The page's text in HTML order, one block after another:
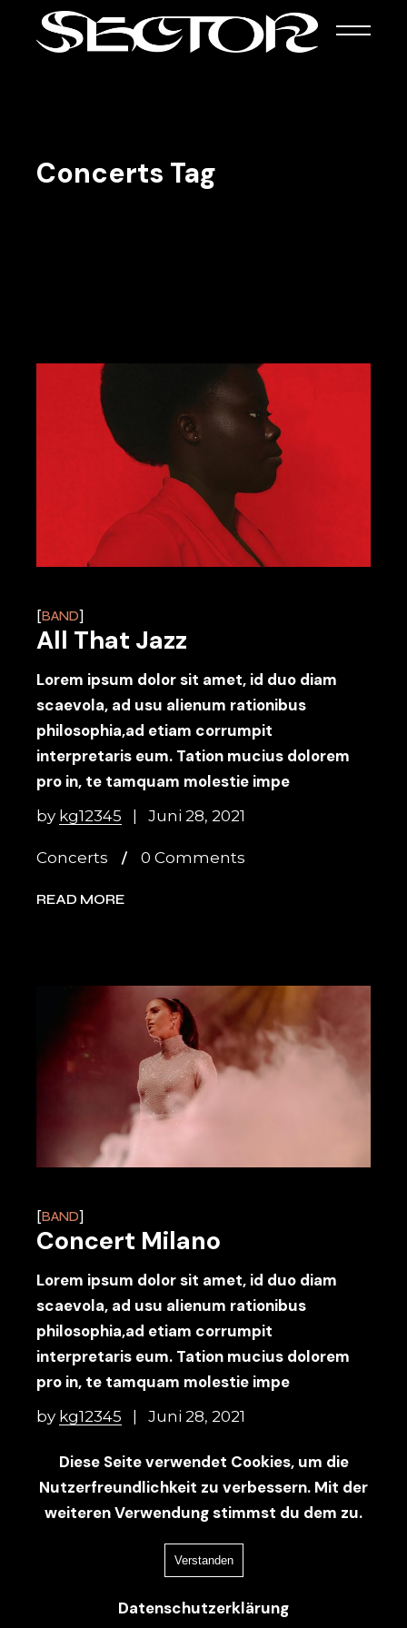
content
Concerts Tag
BAND
All That Jazz
Lorem ipsum dolor sit amet, id duo diam
scaevola, ad usu alienum rationibus
philosophia,ad etiam corrumpit
interpretaris eum. Tation mucius dolorem
pro in, te tamquam molestie impe
by kg12345 Juni 28, 2021
Concerts 0 Comments
READ MORE
BAND
Concert Milano
Lorem ipsum dolor sit amet, id duo diam
scaevola, ad usu alienum rationibus
philosophia,ad etiam corrumpit
interpretaris eum. Tation mucius dolorem
pro in, te tamquam molestie impe
by kg12345 Juni 28, 2021
Concerts 0 Comments
Diese Seite verwendet Cookies, um die
Nutzerfreundlichkeit zu verbessern. Mit der
weiteren Verwendung stimmst du dem zu.
Verstanden
Datenschutzerklärung